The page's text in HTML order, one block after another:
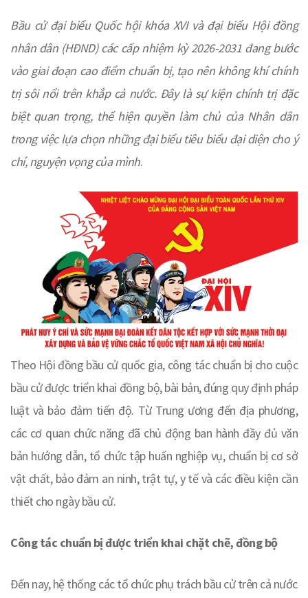
Bầu cử đại biểu Quốc hội khóa XVI và đại biểu Hội đồng
nhân dân (HĐND) các cấp nhiệm kỳ 2026-2031 đang bước
vào giai đoạn cao điểm chuẩn bị, tạo nên không khí chính
trị sôi nổi trên khắp cả nước. Đây là sự kiện chính trị đặc
biệt quan trọng, thể hiện quyền làm chủ của Nhân dân
trong việc lựa chọn những đại biểu tiêu biểu đại diện cho ý
chí, nguyện vọng của mình.
Theo Hội đồng bầu cử quốc gia, công tác chuẩn bị cho cuộc
bầu cử được triển khai đồng bộ, bài bản, đúng quy định pháp
luật và bảo đảm tiến độ. Từ Trung ương đến địa phương,
các cơ quan chức năng đã chủ động ban hành đầy đủ văn
bản hướng dẫn, tổ chức tập huấn nghiệp vụ, chuẩn bị cơ sở
vật chất, bảo đảm an ninh, trật tự, y tế và các điều kiện cần
thiết cho ngày bầu cử.
Công tác chuẩn bị được triển khai chặt chẽ, đồng bộ
Đến nay, hệ thống các tổ chức phụ trách bầu cử trên cả nước